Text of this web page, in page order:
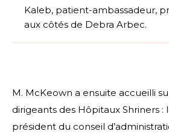
Kaleb, patient-ambassadeur,
aux côtés de Debra Arbec.
M. McKeown a ensuite accueilli
dirigeants des Hôpitaux Shriners :
président du conseil